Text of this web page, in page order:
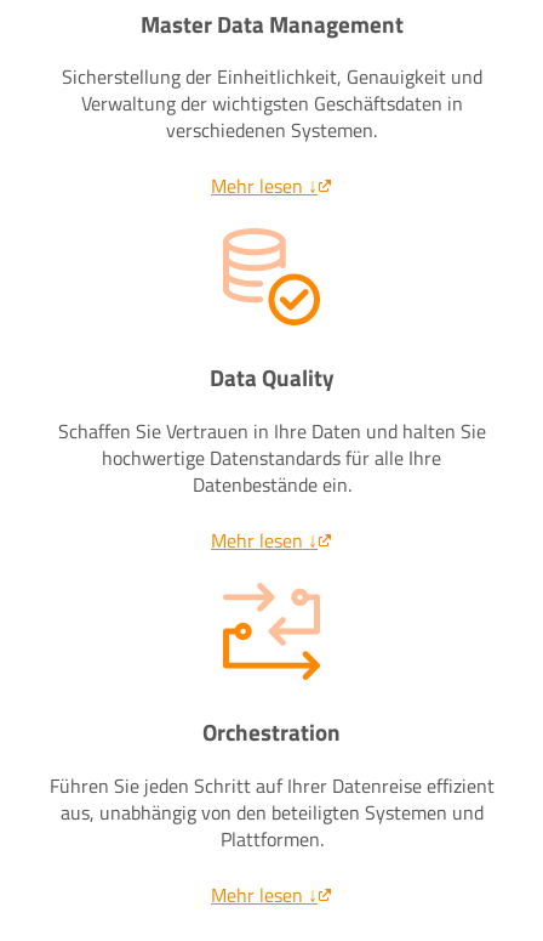
Master Data Management
Sicherstellung der Einheitlichkeit, Genauigkeit und
Verwaltung der wichtigsten Geschäftsdaten in
verschiedenen Systemen.
Mehr lesen ↓
Data Quality
Schaffen Sie Vertrauen in Ihre Daten und halten Sie
hochwertige Datenstandards für alle Ihre
Datenbestände ein.
Mehr lesen ↓
Orchestration
Führen Sie jeden Schritt auf Ihrer Datenreise effizient
aus, unabhängig von den beteiligten Systemen und
Plattformen.
Mehr lesen ↓